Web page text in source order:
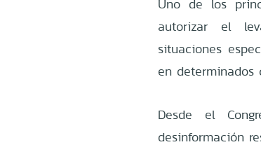
Uno de los
autorizar el
situaciones
en determinados
Desde el
desinformación